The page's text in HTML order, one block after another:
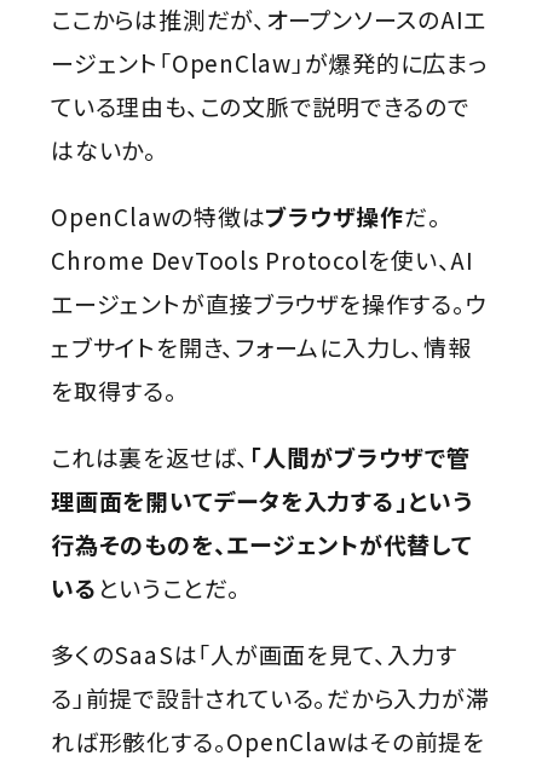
ここからは推測だが、オープンソースのAIエ
ージェント「OpenClaw」が爆発的に広まっ
ている理由も、この文脈で説明できるので
はないか。
OpenClawの特徴はブラウザ操作だ。
Chrome DevTools Protocolを使い、AI
エージェントが直接ブラウザを操作する。ウ
ェブサイトを開き、フォームに入力し、情報
を取得する。
これは裏を返せば、 「人間がブラウザで管
理画面を開いてデータを入力する」という
行為そのものを、エージェントが代替して
いる ということだ。
多くのSaaSは「人が画面を見て、入力す
る」前提で設計されている。だから入力が滞
れば形骸化する。OpenClawはその前提を